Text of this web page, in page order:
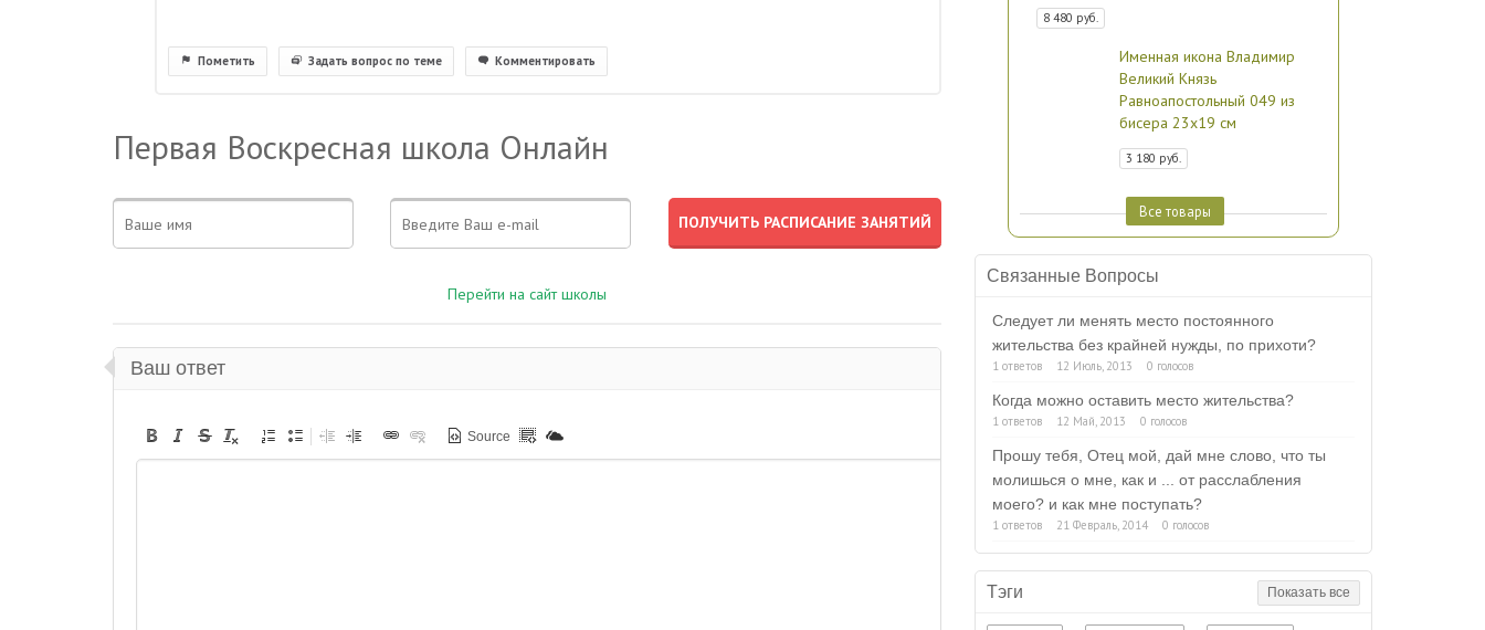
Пометить Задать вопрос по теме Комментировать
Первая Воскресная школа Онлайн
Перейти на сайт школы
Ваш ответ
Source
8 480 руб.
Именная икона Владимир
Великий Князь
Равноапостольный 049 из
бисера 23х19 см
3 180 руб.
Все товары
Связанные Вопросы
Следует ли менять место постоянного
жительства без крайней нужды, по прихоти?
1 ответов 12 Июль, 2013 0 голосов
Когда можно оставить место жительства?
1 ответов 12 Май, 2013 0 голосов
Прошу тебя, Отец мой, дай мне слово, что ты
молишься о мне, как и ... от расслабления
моего? и как мне поступать?
1 ответов 21 Февраль, 2014 0 голосов
Тэги Показать все